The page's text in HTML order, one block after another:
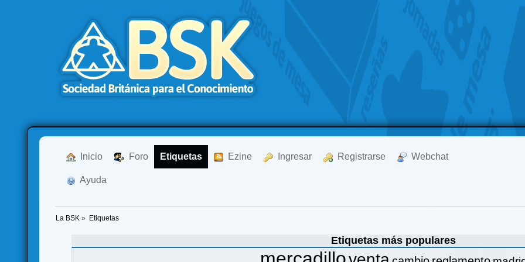
Inicio Foro Etiquetas Ezine Ingresar Registrarse Webchat
Ayuda
La BSK » Etiquetas
Etiquetas más populares